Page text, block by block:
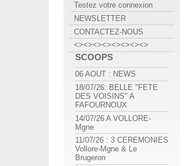
Testez votre connexion
NEWSLETTER
CONTACTEZ-NOUS
<><><><><><><><>
SCOOPS
06 AOUT : NEWS
18/07/26: BELLE "FETE
DES VOISINS" A
FAFOURNOUX
14/07/26 A VOLLORE-
Mgne
11/07/26 : 3 CEREMONIES
Vollore-Mgne & Le
Brugeron